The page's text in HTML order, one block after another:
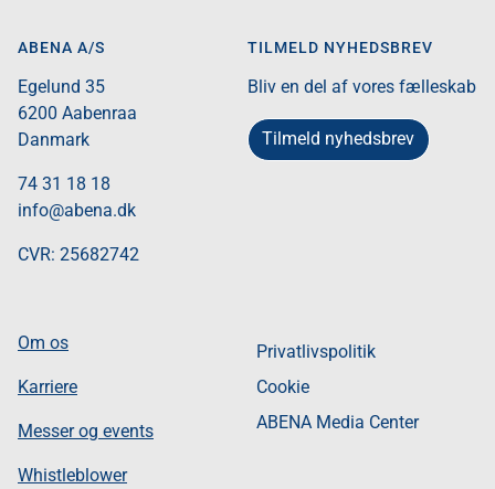
ABENA A/S
Egelund 35​
6200 Aabenraa​
Danmark​
74 31 18 18
info@abena.dk
CVR: 25682742​
TILMELD NYHEDSBREV
Bliv en del af vores fælleskab
Tilmeld nyhedsbrev
Om os
Karriere
Messer og events
Whistleblower
Privatlivspolitik
Cookie
ABENA Media Center